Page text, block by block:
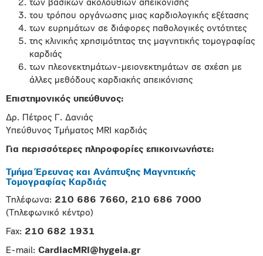
των βασικών ακολουθιών απεικόνισης
του τρόπου οργάνωσης μιας καρδιολογικής εξέτασης
των ευρημάτων σε διάφορες παθολογικές οντότητες
της κλινικής χρησιμότητας της μαγνητικής τομογραφίας
καρδιάς
των πλεονεκτημάτων-μειονεκτημάτων σε σχέση με
άλλες μεθόδους καρδιακής απεικόνισης
Επιστημονικός υπεύθυνος:
Δρ. Πέτρος Γ. Δανιάς
Υπεύθυνος Τμήματος MRI καρδιάς
Για περισσότερες πληροφορίες επικοινωνήστε:
Τμήμα Έρευνας και Ανάπτυξης Μαγνητικής
Τομογραφίας Καρδιάς
Τηλέφωνα: 210 686 7660, 210 686 7000
(Τηλεφωνικό κέντρο)
Fax: 210 682 1931
E-mail: CardiacMRI@hygeia.gr